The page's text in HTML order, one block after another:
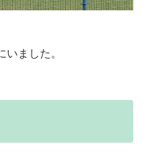
いました。